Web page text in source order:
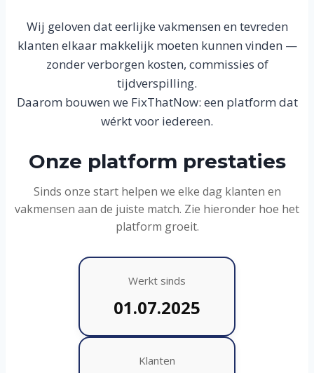
Wij geloven dat eerlijke vakmensen en tevreden
klanten elkaar makkelijk moeten kunnen vinden —
zonder verborgen kosten, commissies of
tijdverspilling.
Daarom bouwen we FixThatNow: een platform dat
wérkt voor iedereen.
Onze platform prestaties
Sinds onze start helpen we elke dag klanten en
vakmensen aan de juiste match. Zie hieronder hoe het
platform groeit.
Werkt sinds
01.07.2025
Klanten